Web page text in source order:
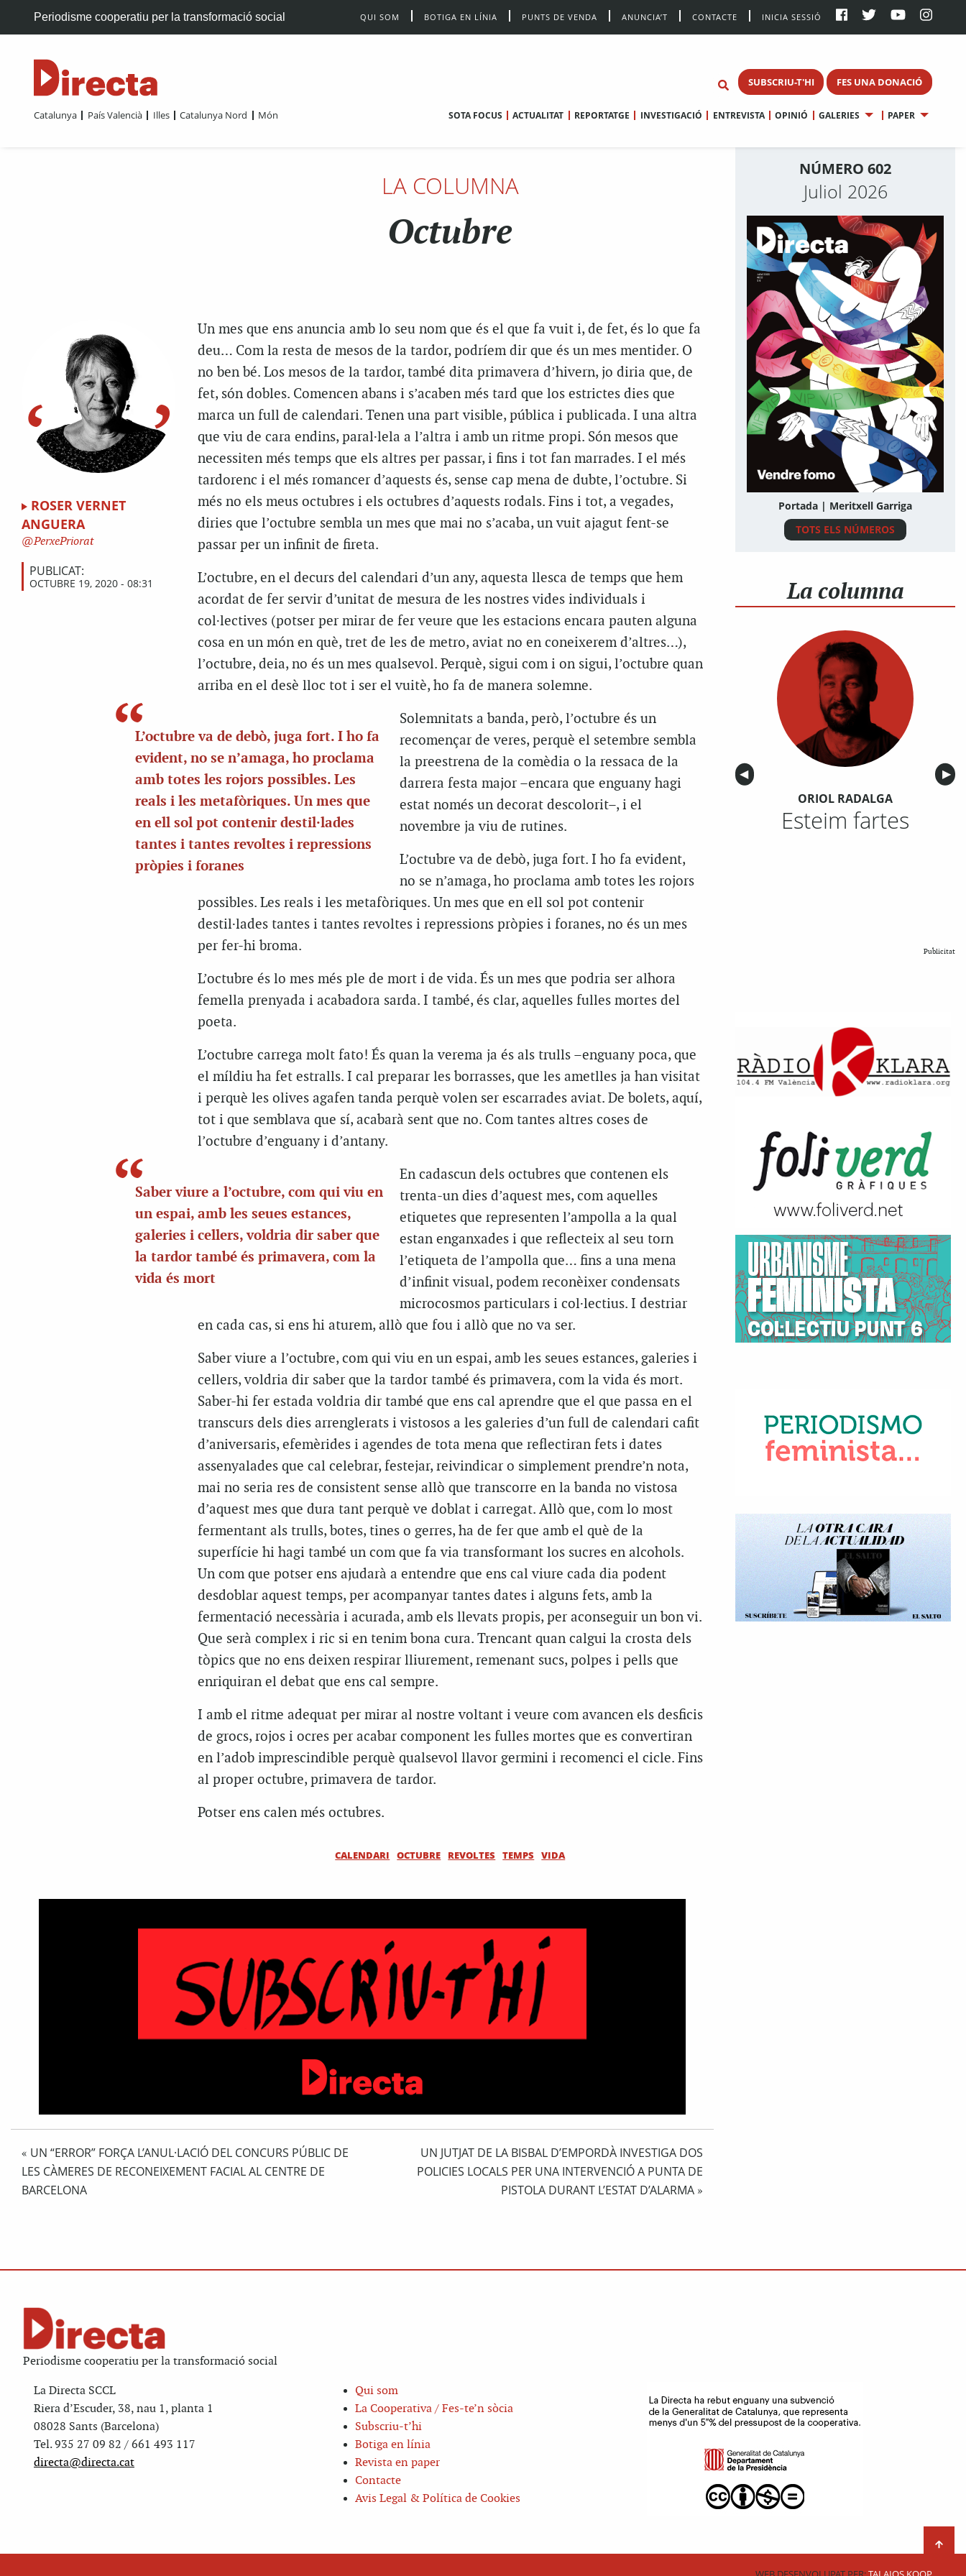
Periodisme cooperatiu per la transformació social QUI SOM BOTIGA EN LÍNIA PUNTS DE VENDA ANUNCIA’T CONTACTE INICIA SESSIÓ
SUBSCRIU-T'HI FES UNA DONACIÓ
Catalunya País Valencià Illes Catalunya Nord Món SOTA FOCUS ACTUALITAT REPORTATGE INVESTIGACIÓ ENTREVISTA OPINIÓ GALERIES PAPER
LA COLUMNA
Octubre
ROSER VERNET
ANGUERA
PerxePriorat
PUBLICAT:
OCTUBRE 19, 2020 - 08:31
Un mes que ens anuncia amb lo seu nom que és el que fa vuit i, de fet, és lo que fa
deu… Com la resta de mesos de la tardor, podríem dir que és un mes mentider. O
no ben bé. Los mesos de la tardor, també dita primavera d’hivern, jo diria que, de
fet, són dobles. Comencen abans i s’acaben més tard que los estrictes dies que
marca un full de calendari. Tenen una part visible, pública i publicada. I una altra
que viu de cara endins, paral·lela a l’altra i amb un ritme propi. Són mesos que
necessiten més temps que els altres per passar, i fins i tot fan marrades. I el més
tardorenc i el més romancer d’aquests és, sense cap mena de dubte, l’octubre. Si
més no els meus octubres i els octubres d’aquests rodals. Fins i tot, a vegades,
diries que l’octubre sembla un mes que mai no s’acaba, un vuit ajagut fent-se
passar per un infinit de fireta.
L’octubre, en el decurs del calendari d’un any, aquesta llesca de temps que hem
acordat de fer servir d’unitat de mesura de les nostres vides individuals i
col·lectives (potser per mirar de fer veure que les estacions encara pauten alguna
cosa en un món en què, tret de les de metro, aviat no en coneixerem d’altres…),
l’octubre, deia, no és un mes qualsevol. Perquè, sigui com i on sigui, l’octubre quan
arriba en el desè lloc tot i ser el vuitè, ho fa de manera solemne.
L’octubre va de debò, juga fort. I ho fa
evident, no se n’amaga, ho proclama
amb totes les rojors possibles. Les
reals i les metafòriques. Un mes que
en ell sol pot contenir destil·lades
tantes i tantes revoltes i repressions
pròpies i foranes
Solemnitats a banda, però, l’octubre és un
recomençar de veres, perquè el setembre sembla
la preestrena de la comèdia o la ressaca de la
darrera festa major –encara que enguany hagi
estat només un decorat descolorit–, i el
novembre ja viu de rutines.
L’octubre va de debò, juga fort. I ho fa evident,
no se n’amaga, ho proclama amb totes les rojors
possibles. Les reals i les metafòriques. Un mes que en ell sol pot contenir
destil·lades tantes i tantes revoltes i repressions pròpies i foranes, no és un mes
per fer-hi broma.
L’octubre és lo mes més ple de mort i de vida. És un mes que podria ser alhora
femella prenyada i acabadora sarda. I també, és clar, aquelles fulles mortes del
poeta.
L’octubre carrega molt fato! És quan la verema ja és als trulls –enguany poca, que
el míldiu ha fet estralls. I cal preparar les borrasses, que les ametlles ja han visitat
i perquè les olives agafen tanda perquè volen ser escarrades aviat. De bolets, aquí,
tot i que semblava que sí, acabarà sent que no. Com tantes altres coses de
l’octubre d’enguany i d’antany.
Saber viure a l’octubre, com qui viu en
un espai, amb les seues estances,
galeries i cellers, voldria dir saber que
la tardor també és primavera, com la
vida és mort
En cadascun dels octubres que contenen els
trenta-un dies d’aquest mes, com aquelles
etiquetes que representen l’ampolla a la qual
estan enganxades i que reflecteix al seu torn
l’etiqueta de l’ampolla que… fins a una mena
d’infinit visual, podem reconèixer condensats
microcosmos particulars i col·lectius. I destriar
en cada cas, si ens hi aturem, allò que fou i allò que no va ser.
Saber viure a l’octubre, com qui viu en un espai, amb les seues estances, galeries i
cellers, voldria dir saber que la tardor també és primavera, com la vida és mort.
Saber-hi fer estada voldria dir també que ens cal aprendre que el que passa en el
transcurs dels dies arrenglerats i vistosos a les galeries d’un full de calendari cafit
d’aniversaris, efemèrides i agendes de tota mena que reflectiran fets i dates
assenyalades que cal celebrar, festejar, reivindicar o simplement prendre’n nota,
mai no seria res de consistent sense allò que transcorre en la banda no vistosa
d’aquest mes que dura tant perquè ve doblat i carregat. Allò que, com lo most
fermentant als trulls, botes, tines o gerres, ha de fer que amb el què de la
superfície hi hagi també un com que fa via transformant los sucres en alcohols.
Un com que potser ens ajudarà a entendre que ens cal viure cada dia podent
desdoblar aquest temps, per acompanyar tantes dates i alguns fets, amb la
fermentació necessària i acurada, amb els llevats propis, per aconseguir un bon vi.
Que serà complex i ric si en tenim bona cura. Trencant quan calgui la crosta dels
tòpics que no ens deixen respirar lliurement, remenant sucs, polpes i pells que
enriquiran el debat que ens cal sempre.
I amb el ritme adequat per mirar al nostre voltant i veure com avancen els desficis
de grocs, rojos i ocres per acabar component les fulles mortes que es convertiran
en l’adob imprescindible perquè qualsevol llavor germini i recomenci el cicle. Fins
al proper octubre, primavera de tardor.
Potser ens calen més octubres.
CALENDARI OCTUBRE REVOLTES TEMPS VIDA
« UN “ERROR” FORÇA L’ANUL·LACIÓ DEL CONCURS PÚBLIC DE
LES CÀMERES DE RECONEIXEMENT FACIAL AL CENTRE DE
BARCELONA
UN JUTJAT DE LA BISBAL D’EMPORDÀ INVESTIGA DOS
POLICIES LOCALS PER UNA INTERVENCIÓ A PUNTA DE
PISTOLA DURANT L’ESTAT D’ALARMA »
NÚMERO 602
Juliol 2026
Portada | Meritxell Garriga
TOTS ELS NÚMEROS
La columna
Anterior
◀︎ ▶︎
ORIOL RADALGA
Esteim fartes
Publicitat
Periodisme cooperatiu per la transformació social
La Directa SCCL
Riera d’Escuder, 38, nau 1, planta 1
08028 Sants (Barcelona)
Tel. 935 27 09 82 / 661 493 117
directa@directa.cat
Qui som
La Cooperativa / Fes-te’n sòcia
Subscriu-t’hi
Botiga en línia
Revista en paper
Contacte
Avis Legal & Política de Cookies